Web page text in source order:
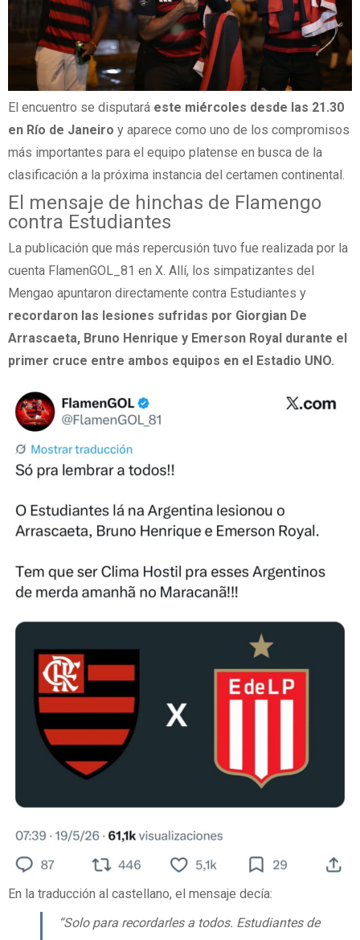
El encuentro se disputará este miércoles desde las 21.30
en Río de Janeiro y aparece como uno de los compromisos
más importantes para el equipo platense en busca de la
clasificación a la próxima instancia del certamen continental.
El mensaje de hinchas de Flamengo
contra Estudiantes
La publicación que más repercusión tuvo fue realizada por la
cuenta FlamenGOL_81 en X. Allí, los simpatizantes del
Mengao apuntaron directamente contra Estudiantes y
recordaron las lesiones sufridas por Giorgian De
Arrascaeta, Bruno Henrique y Emerson Royal durante el
primer cruce entre ambos equipos en el Estadio UNO.
En la traducción al castellano, el mensaje decía:
“Solo para recordarles a todos. Estudiantes de